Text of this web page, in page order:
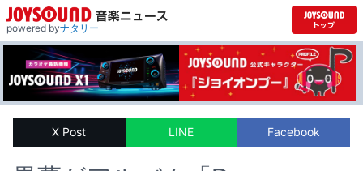
powered byナタリー
X Post LINE Facebook